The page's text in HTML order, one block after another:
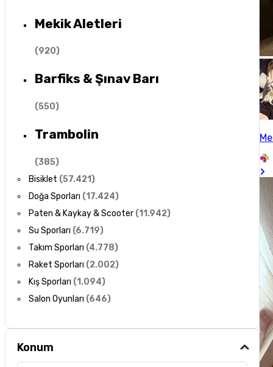
Mekik Aletleri
(920)
Barfiks & Şınav Barı
(550)
Trambolin
(385)
Bisiklet (57.421)
Doğa Sporları (17.424)
Paten & Kaykay & Scooter (11.942)
Su Sporları (6.719)
Takım Sporları (4.778)
Raket Sporları (2.002)
Kış Sporları (1.094)
Salon Oyunları (646)
Konum